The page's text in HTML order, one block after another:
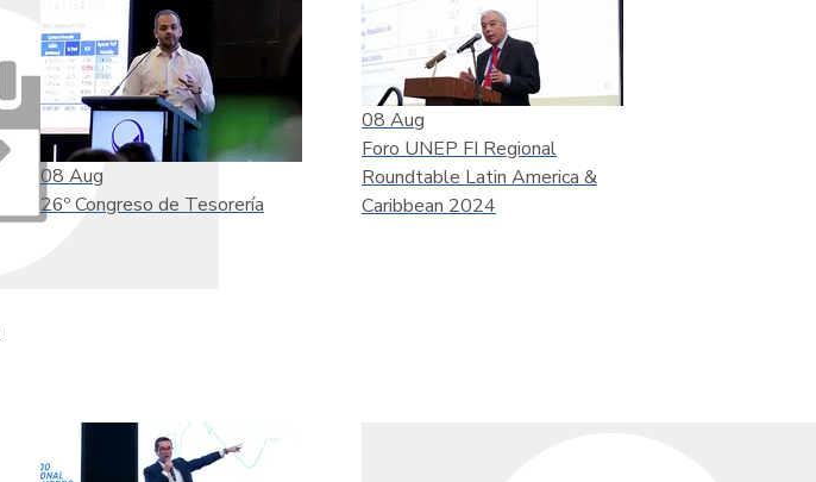
08 Aug
26º Congreso de Tesorería
08 Aug
Foro UNEP FI Regional
Roundtable Latin America &
Caribbean 2024